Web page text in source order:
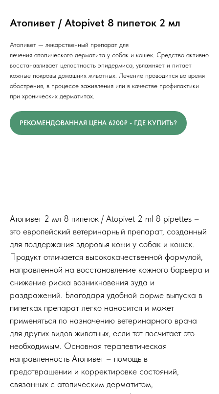
Атопивет / Atopivet 8 пипеток 2 мл
Атопивет — лекарственный препарат для
лечения атопического дерматита у собак и кошек. Средство активно
восстанавливает целостность эпидермиса, увлажняет и питает
кожные покровы домашних животных. Лечение проводится во время
обострения, в процессе заживления или в качестве профилактики
при хронических дерматитах.
РЕКОМЕНДОВАННАЯ ЦЕНА 6200₽ - ГДЕ КУПИТЬ?
Атопивет 2 мл 8 пипеток / Atopivet 2 ml 8 pipettes –
это европейский ветеринарный препарат, созданный
для поддержания здоровья кожи у собак и кошек.
Продукт отличается высококачественной формулой,
направленной на восстановление кожного барьера и
снижение риска возникновения зуда и
раздражений. Благодаря удобной форме выпуска в
пипетках препарат легко наносится и может
применяться по назначению ветеринарного врача
для других видов животных, если тот посчитает это
необходимым. Основная терапевтическая
направленность Атопивет – помощь в
предотвращении и корректировке состояний,
связанных с атопическим дерматитом,